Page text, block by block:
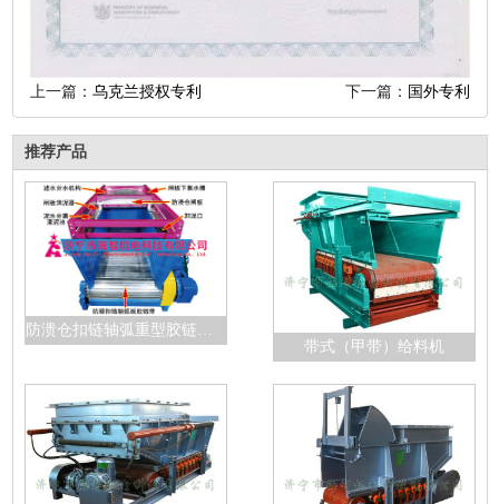
上一篇： 乌克兰授权专利 下一篇： 国外专利
推荐产品
带式（甲带）给料机